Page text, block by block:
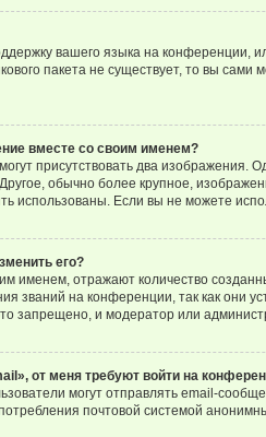
вашего языка на конференции,
пакета не существует, то вы
вместе со своим именем?
присутствовать два изображения.
обычно более крупное,
использованы. Если вы не можете
его?
именем, отражают количество
званий на конференции, так как они
запрещено, и модератор или
от меня требуют войти на
могут отправлять email-
почтовой системой